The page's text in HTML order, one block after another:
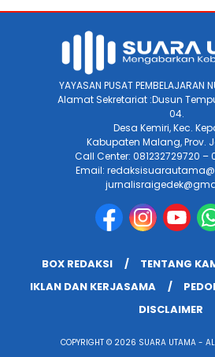
YAYASAN PUSAT PEMBELAJARAN
Alamat Sekretariat :Dusun
04.
Desa Kemiri, Kec.
Kabupaten Malang, Prov.
Call Center: 081232729720 –
Email:
BOX REDAKSI TENTANG
IKLAN DAN KERJASAMA
DISCLAIMER
COPYRIGHT © 2026 SUARA UTAMA -